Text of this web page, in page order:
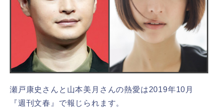
瀬戸康史さんと山本美月さんの熱愛は2019年10月
『週刊文春』で報じられます。